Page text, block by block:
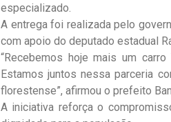
especializado.
A entrega foi realizada pelo
com apoio do deputado estadual
“Recebemos hoje mais um
Estamos juntos nessa parceria
florestense”, afirmou o prefeito
A iniciativa reforça o